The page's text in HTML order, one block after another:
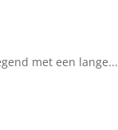
met een lange...